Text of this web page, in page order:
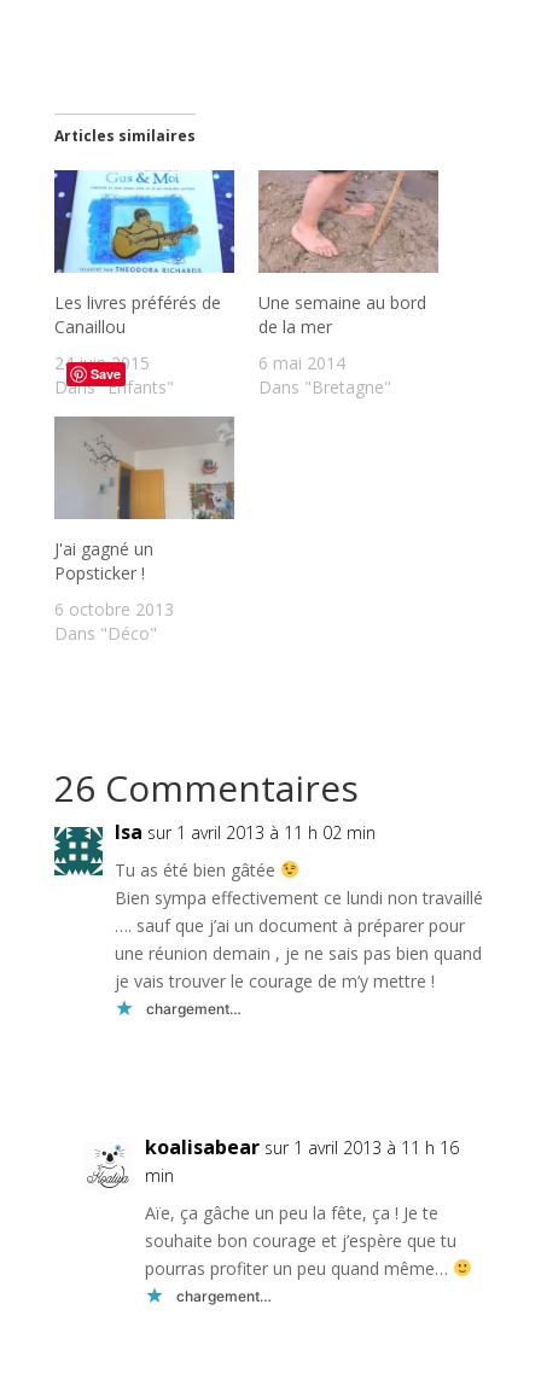
Articles similaires
Les livres préférés de
Canaillou
24 juin 2015
Dans "Enfants"
Une semaine au bord
de la mer
6 mai 2014
Dans "Bretagne"
J'ai gagné un
Popsticker !
6 octobre 2013
Dans "Déco"
26 Commentaires
Isa sur 1 avril 2013 à 11 h 02 min
Tu as été bien gâtée
Bien sympa effectivement ce lundi non travaillé
…. sauf que j’ai un document à préparer pour
une réunion demain , je ne sais pas bien quand
je vais trouver le courage de m’y mettre !
chargement…
koalisabear sur 1 avril 2013 à 11 h 16
min
Aïe, ça gâche un peu la fête, ça ! Je te
souhaite bon courage et j’espère que tu
pourras profiter un peu quand même…
chargement…
Save